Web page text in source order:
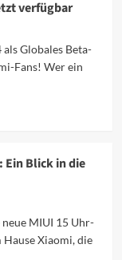
verfügbar
Globales Beta-
Fans! Wer ein
Ein Blick in die
MIUI 15 Uhr-
Xiaomi, die